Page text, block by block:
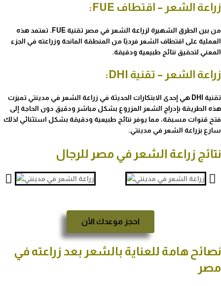
زراعة الشعر – اقتطاف FUE:
من بين الطرق الشهيرة لزراعة الشعر في مصر تقنية FUE. تعتمد هذه
العملية على اقتطاف الشعر فرديًا من المنطقة المانحة وزراعته في الجزء
المعني لتحقيق نتائج طبيعية ودقيقة.
زراعة الشعر – تقنية DHI:
تقنية DHI هي إحدى الابتكارات الحديثة في زراعة الشعر في مدينتي تميزت
هذه الطريقة بإدراج الشعر المزروع بشكل مباشر ودقيق دون الحاجة إلى
فتح قنوات مسبقة، مما يوفر نتائج طبيعية ودقيقة بشكل استثنائي لذلك
سارع بزراعة الشعر في مدينتي.
نتائج زراعة الشعر في مصر للرجال
احجز موعدك الأن
نصائح هامة للعناية بالشعر بعد زراعته في
مصر